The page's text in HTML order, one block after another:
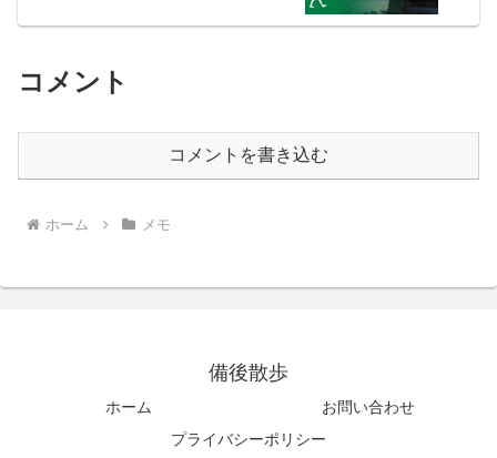
コメント
コメントを書き込む
ホーム メモ
備後散歩
ホーム
お問い合わせ
プライバシーポリシー